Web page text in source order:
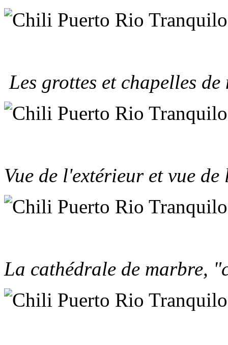
Les grottes et chapelles de
Vue de l'extérieur et vue
La cathédrale de marbre,